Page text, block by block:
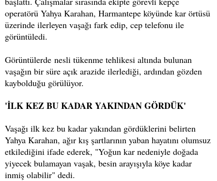
operatörü Yahya Karahan, Harmantepe köyünde kar örtüsü
üzerinde ilerleyen vaşağı fark edip, cep telefonu ile
görüntüledi.
Görüntülerde nesli tükenme tehlikesi altında bulunan
vaşağın bir süre açık arazide ilerlediği, ardından gözden
kaybolduğu görülüyor.
'İLK KEZ BU KADAR YAKINDAN GÖRDÜK'
Vaşağı ilk kez bu kadar yakından gördüklerini belirten
Yahya Karahan, ağır kış şartlarının yaban hayatını olumsuz
etkilediğini ifade ederek, "Yoğun kar nedeniyle doğada
yiyecek bulamayan vaşak, besin arayışıyla köye kadar
inmiş olabilir" dedi.